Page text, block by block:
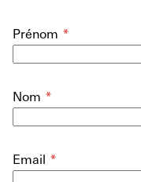
Prénom *
Nom *
Email *